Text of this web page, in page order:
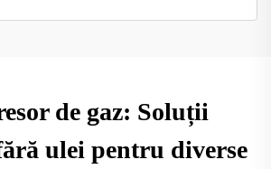
de gaz: Soluții
ulei pentru diverse